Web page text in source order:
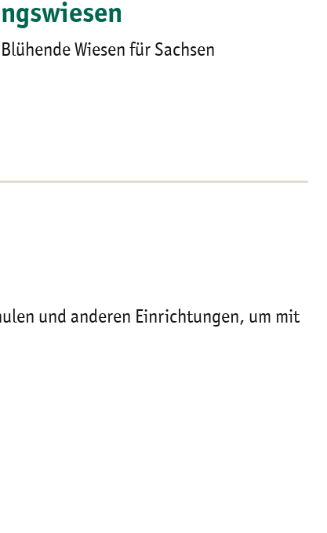
Wiesen für Sachsen
und anderen Einrichtungen, um mit